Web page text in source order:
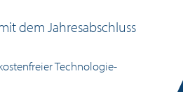
dem Jahresabschluss
Technologie-